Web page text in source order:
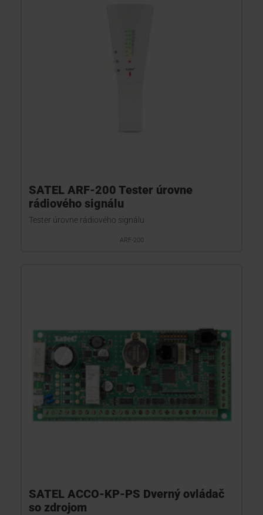
SATEL ARF-200 Tester úrovne
rádiového signálu
Tester úrovne rádiového signálu
ARF-200
SATEL ACCO-KP-PS Dverný ovládač
so zdrojom